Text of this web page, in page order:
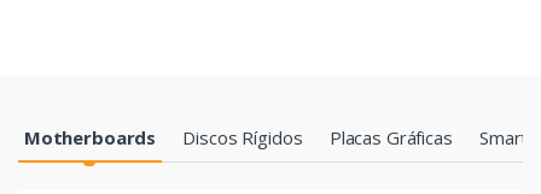
Products Grid
Motherboards Discos Rígidos Placas Gráficas